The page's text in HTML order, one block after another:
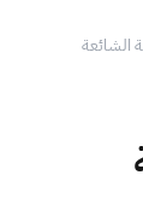
الشائعة